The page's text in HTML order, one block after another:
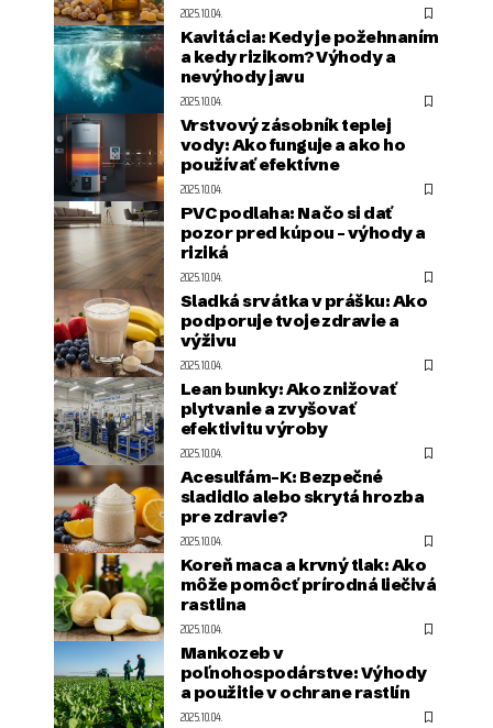
2025.10.04.
Kavitácia: Kedy je požehnaním
a kedy rizikom? Výhody a
nevýhody javu
2025.10.04.
Vrstvový zásobník teplej
vody: Ako funguje a ako ho
používať efektívne
2025.10.04.
PVC podlaha: Na čo si dať
pozor pred kúpou – výhody a
riziká
2025.10.04.
Sladká srvátka v prášku: Ako
podporuje tvoje zdravie a
výživu
2025.10.04.
Lean bunky: Ako znižovať
plytvanie a zvyšovať
efektivitu výroby
2025.10.04.
Acesulfám-K: Bezpečné
sladidlo alebo skrytá hrozba
pre zdravie?
2025.10.04.
Koreň maca a krvný tlak: Ako
môže pomôcť prírodná liečivá
rastlina
2025.10.04.
Mankozeb v
poľnohospodárstve: Výhody
a použitie v ochrane rastlín
2025.10.04.